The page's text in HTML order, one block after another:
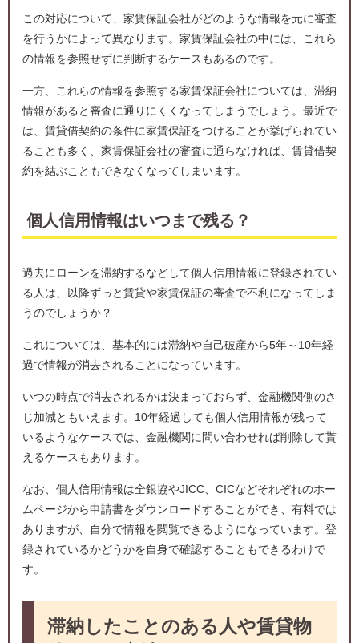
この対応について、家賃保証会社がどのような情報を元に審査
を行うかによって異なります。家賃保証会社の中には、これら
の情報を参照せずに判断するケースもあるのです。
一方、これらの情報を参照する家賃保証会社については、滞納
情報があると審査に通りにくくなってしまうでしょう。最近で
は、賃貸借契約の条件に家賃保証をつけることが挙げられてい
ることも多く、家賃保証会社の審査に通らなければ、賃貸借契
約を結ぶこともできなくなってしまいます。
個人信用情報はいつまで残る？
過去にローンを滞納するなどして個人信用情報に登録されてい
る人は、以降ずっと賃貸や家賃保証の審査で不利になってしま
うのでしょうか？
これについては、基本的には滞納や自己破産から5年～10年経
過で情報が消去されることになっています。
いつの時点で消去されるかは決まっておらず、金融機関側のさ
じ加減ともいえます。10年経過しても個人信用情報が残って
いるようなケースでは、金融機関に問い合わせれば削除して貰
えるケースもあります。
なお、個人信用情報は全銀協やJICC、CICなどそれぞれのホー
ムページから申請書をダウンロードすることができ、有料では
ありますが、自分で情報を閲覧できるようになっています。登
録されているかどうかを自身で確認することもできるわけで
す。
滞納したことのある人や賃貸物